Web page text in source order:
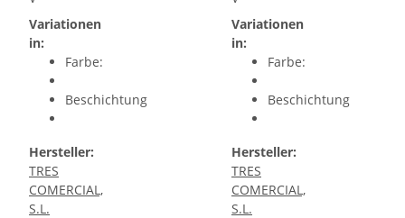
Variationen
in:
Farbe:
Beschichtung
Hersteller:
TRES
COMERCIAL,
S.L.
Variationen
in:
Farbe:
Beschichtung
Hersteller:
TRES
COMERCIAL,
S.L.